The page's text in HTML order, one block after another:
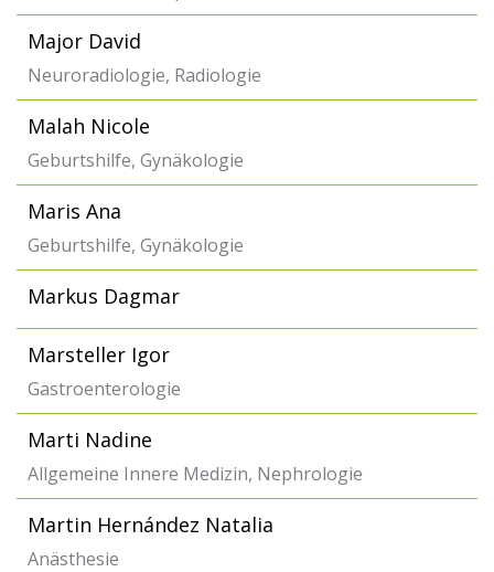
Major David
Neuroradiologie, Radiologie
Malah Nicole
Geburtshilfe, Gynäkologie
Maris Ana
Geburtshilfe, Gynäkologie
Markus Dagmar
Marsteller Igor
Gastroenterologie
Marti Nadine
Allgemeine Innere Medizin, Nephrologie
Martin Hernández Natalia
Anästhesie